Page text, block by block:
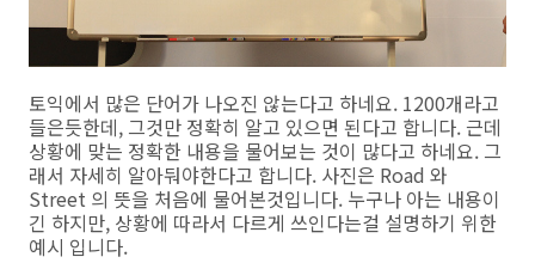
토익에서 많은 단어가 나오진 않는다고 하네요. 1200개라고
들은듯한데, 그것만 정확히 알고 있으면 된다고 합니다. 근데
상황에 맞는 정확한 내용을 물어보는 것이 많다고 하네요. 그
래서 자세히 알아둬야한다고 합니다. 사진은 Road 와
Street 의 뜻을 처음에 물어본것입니다. 누구나 아는 내용이
긴 하지만, 상황에 따라서 다르게 쓰인다는걸 설명하기 위한
예시 입니다.